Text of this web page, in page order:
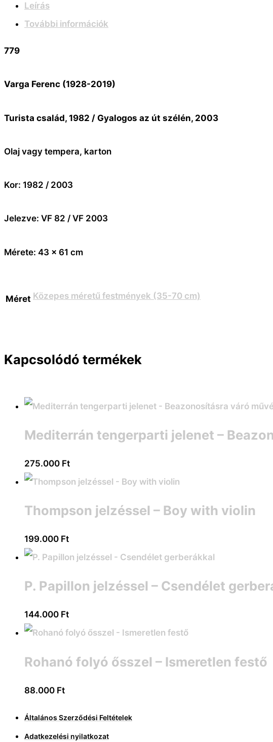
Leírás
További információk
779
Varga Ferenc (1928-2019)
Turista család, 1982 / Gyalogos az út szélén, 2003
Olaj vagy tempera, karton
Kor: 1982 / 2003
Jelezve: VF 82 / VF 2003
Mérete: 43 x 61 cm
Méret Közepes méretű festmények (35-70 cm)
Kapcsolódó termékek
Mediterrán tengerparti jelenet –
275.000 Ft
Thompson jelzéssel – Boy with violin
199.000 Ft
P. Papillon jelzéssel – Csendélet
144.000 Ft
Rohanó folyó ősszel – Ismeretlen festő
88.000 Ft
Általános Szerződési Feltételek
Adatkezelési nyilatkozat